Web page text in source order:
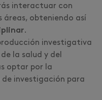
interactuar con
obteniendo así
.
investigativa
la salud y del
optar por la
investigación para